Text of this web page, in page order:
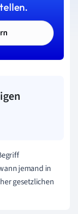
jemand in
gesetzlichen